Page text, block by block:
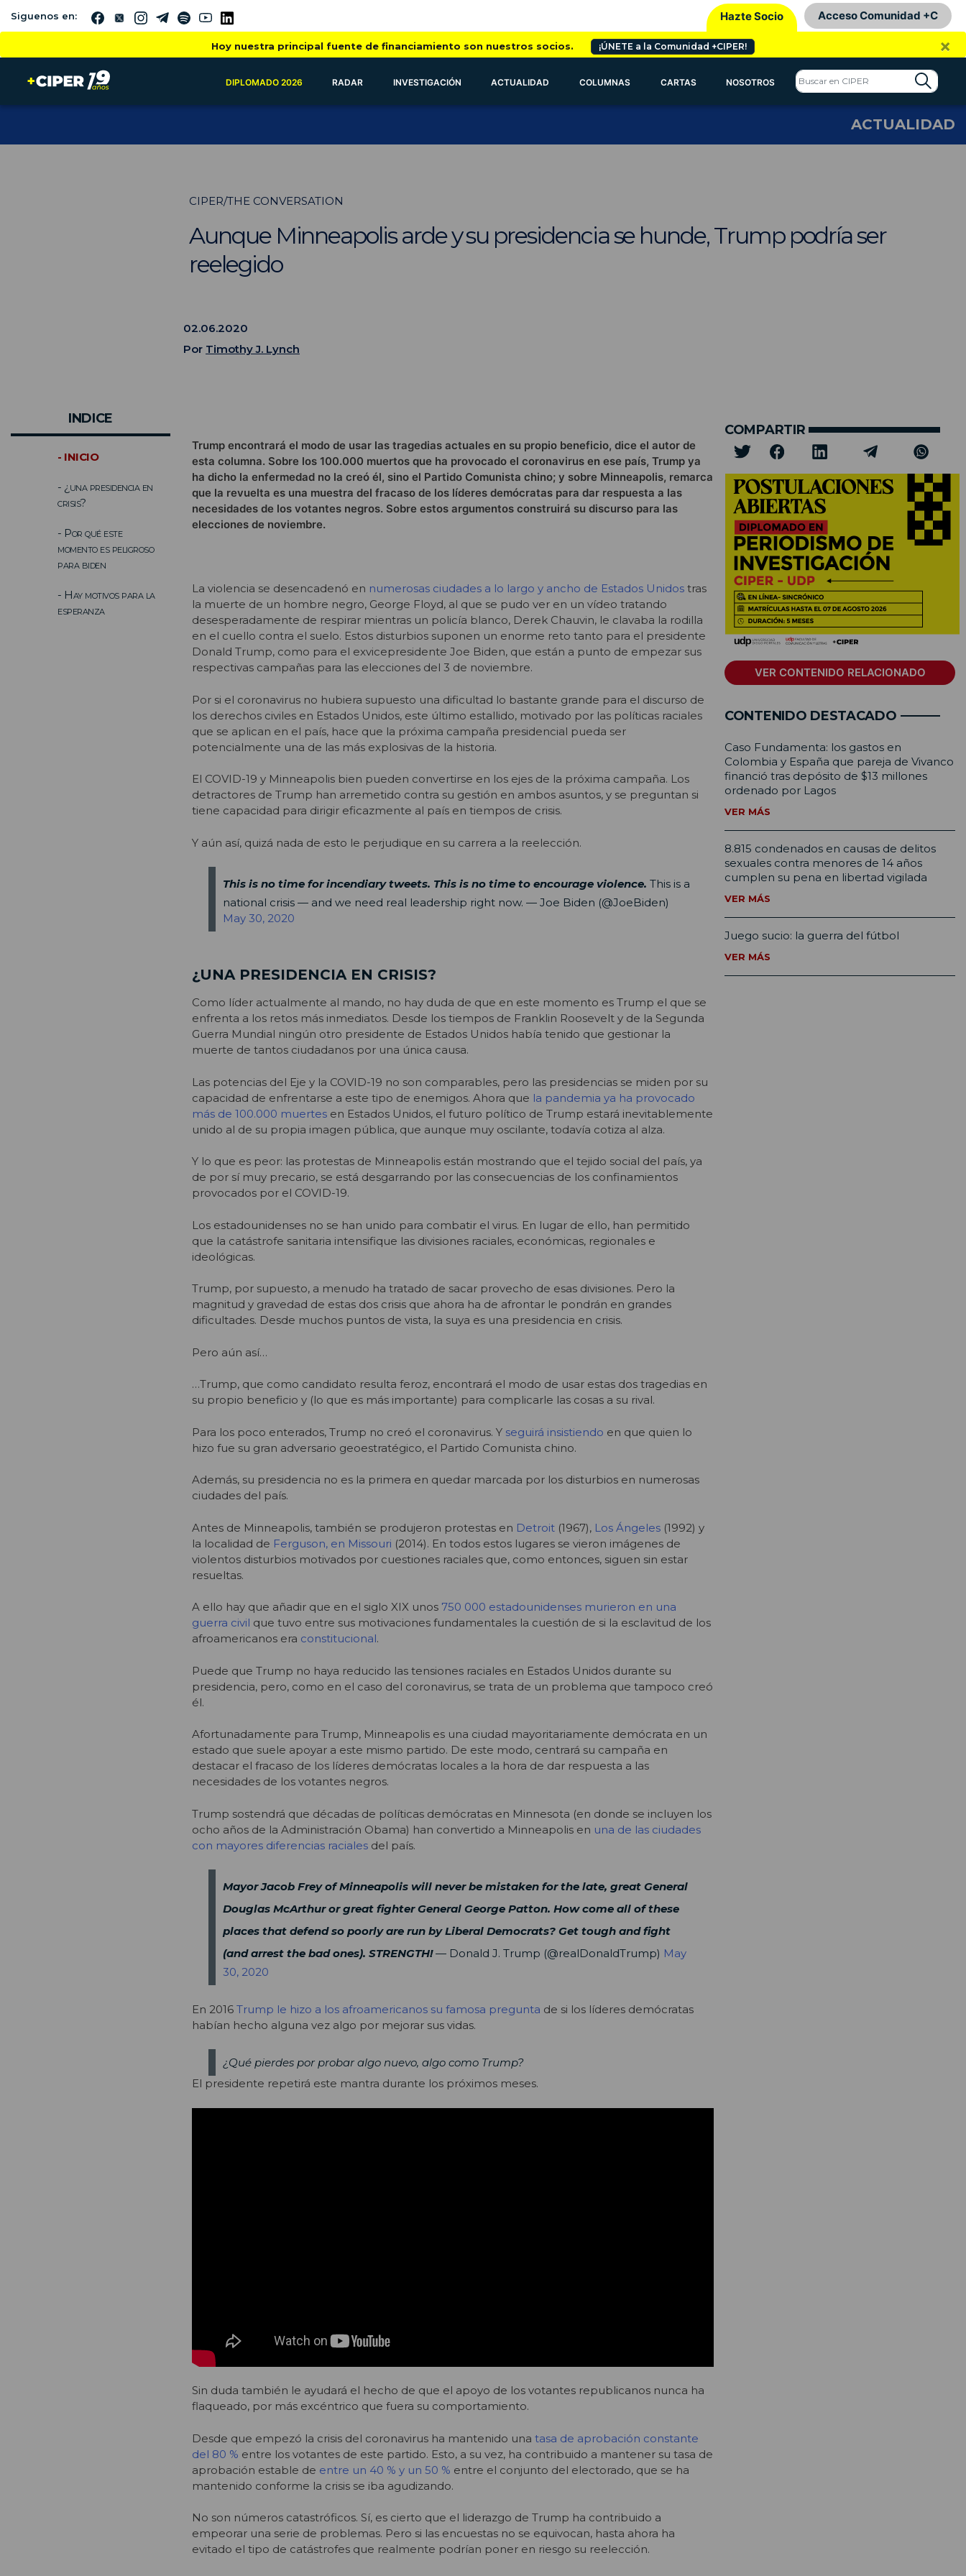
Siguenos en: Hazte Socio Acceso Comunidad +C
Hoy nuestra principal fuente de financiamiento son nuestros socios. ¡ÚNETE a la Comunidad +CIPER! ×
DIPLOMADO 2026 RADAR INVESTIGACIÓN ACTUALIDAD COLUMNAS CARTAS NOSOTROS
ACTUALIDAD
CIPER/THE CONVERSATION
Aunque Minneapolis arde y su presidencia se hunde, Trump podría ser
reelegido
02.06.2020
Por Timothy J. Lynch
INDICE
- INICIO
- ¿una presidencia en
crisis?
- Por qué este
momento es peligroso
para biden
- Hay motivos para la
esperanza
Trump encontrará el modo de usar las tragedias actuales en su propio beneficio, dice el autor de
esta columna. Sobre los 100.000 muertos que ha provocado el coronavirus en ese país, Trump ya
ha dicho la enfermedad no la creó él, sino el Partido Comunista chino; y sobre Minneapolis, remarca
que la revuelta es una muestra del fracaso de los líderes demócratas para dar respuesta a las
necesidades de los votantes negros. Sobre estos argumentos construirá su discurso para las
elecciones de noviembre.
La violencia se desencadenó en numerosas ciudades a lo largo y ancho de Estados Unidos tras
la muerte de un hombre negro, George Floyd, al que se pudo ver en un vídeo tratando
desesperadamente de respirar mientras un policía blanco, Derek Chauvin, le clavaba la rodilla
en el cuello contra el suelo. Estos disturbios suponen un enorme reto tanto para el presidente
Donald Trump, como para el exvicepresidente Joe Biden, que están a punto de empezar sus
respectivas campañas para las elecciones del 3 de noviembre.
Por si el coronavirus no hubiera supuesto una dificultad lo bastante grande para el discurso de
los derechos civiles en Estados Unidos, este último estallido, motivado por las políticas raciales
que se aplican en el país, hace que la próxima campaña presidencial pueda ser
potencialmente una de las más explosivas de la historia.
El COVID-19 y Minneapolis bien pueden convertirse en los ejes de la próxima campaña. Los
detractores de Trump han arremetido contra su gestión en ambos asuntos, y se preguntan si
tiene capacidad para dirigir eficazmente al país en tiempos de crisis.
Y aún así, quizá nada de esto le perjudique en su carrera a la reelección.
This is no time for incendiary tweets. This is no time to encourage violence. This is a
national crisis — and we need real leadership right now. — Joe Biden (@JoeBiden)
May 30, 2020
¿UNA PRESIDENCIA EN CRISIS?
Como líder actualmente al mando, no hay duda de que en este momento es Trump el que se
enfrenta a los retos más inmediatos. Desde los tiempos de Franklin Roosevelt y de la Segunda
Guerra Mundial ningún otro presidente de Estados Unidos había tenido que gestionar la
muerte de tantos ciudadanos por una única causa.
Las potencias del Eje y la COVID-19 no son comparables, pero las presidencias se miden por su
capacidad de enfrentarse a este tipo de enemigos. Ahora que la pandemia ya ha provocado
más de 100.000 muertes en Estados Unidos, el futuro político de Trump estará inevitablemente
unido al de su propia imagen pública, que aunque muy oscilante, todavía cotiza al alza.
Y lo que es peor: las protestas de Minneapolis están mostrando que el tejido social del país, ya
de por sí muy precario, se está desgarrando por las consecuencias de los confinamientos
provocados por el COVID-19.
Los estadounidenses no se han unido para combatir el virus. En lugar de ello, han permitido
que la catástrofe sanitaria intensifique las divisiones raciales, económicas, regionales e
ideológicas.
Trump, por supuesto, a menudo ha tratado de sacar provecho de esas divisiones. Pero la
magnitud y gravedad de estas dos crisis que ahora ha de afrontar le pondrán en grandes
dificultades. Desde muchos puntos de vista, la suya es una presidencia en crisis.
Pero aún así…
…Trump, que como candidato resulta feroz, encontrará el modo de usar estas dos tragedias en
su propio beneficio y (lo que es más importante) para complicarle las cosas a su rival.
Para los poco enterados, Trump no creó el coronavirus. Y seguirá insistiendo en que quien lo
hizo fue su gran adversario geoestratégico, el Partido Comunista chino.
Además, su presidencia no es la primera en quedar marcada por los disturbios en numerosas
ciudades del país.
Antes de Minneapolis, también se produjeron protestas en Detroit (1967), Los Ángeles (1992) y
la localidad de Ferguson, en Missouri (2014). En todos estos lugares se vieron imágenes de
violentos disturbios motivados por cuestiones raciales que, como entonces, siguen sin estar
resueltas.
A ello hay que añadir que en el siglo XIX unos 750 000 estadounidenses murieron en una
guerra civil que tuvo entre sus motivaciones fundamentales la cuestión de si la esclavitud de los
afroamericanos era constitucional.
Puede que Trump no haya reducido las tensiones raciales en Estados Unidos durante su
presidencia, pero, como en el caso del coronavirus, se trata de un problema que tampoco creó
él.
Afortunadamente para Trump, Minneapolis es una ciudad mayoritariamente demócrata en un
estado que suele apoyar a este mismo partido. De este modo, centrará su campaña en
destacar el fracaso de los líderes demócratas locales a la hora de dar respuesta a las
necesidades de los votantes negros.
Trump sostendrá que décadas de políticas demócratas en Minnesota (en donde se incluyen los
ocho años de la Administración Obama) han convertido a Minneapolis en una de las ciudades
con mayores diferencias raciales del país.
Mayor Jacob Frey of Minneapolis will never be mistaken for the late, great General
Douglas McArthur or great fighter General George Patton. How come all of these
places that defend so poorly are run by Liberal Democrats? Get tough and fight
(and arrest the bad ones). STRENGTH! — Donald J. Trump (@realDonaldTrump) May
30, 2020
En 2016 Trump le hizo a los afroamericanos su famosa pregunta de si los líderes demócratas
habían hecho alguna vez algo por mejorar sus vidas.
¿Qué pierdes por probar algo nuevo, algo como Trump?
El presidente repetirá este mantra durante los próximos meses.
Sin duda también le ayudará el hecho de que el apoyo de los votantes republicanos nunca ha
flaqueado, por más excéntrico que fuera su comportamiento.
Desde que empezó la crisis del coronavirus ha mantenido una tasa de aprobación constante
del 80 % entre los votantes de este partido. Esto, a su vez, ha contribuido a mantener su tasa de
aprobación estable de entre un 40 % y un 50 % entre el conjunto del electorado, que se ha
mantenido conforme la crisis se iba agudizando.
No son números catastróficos. Sí, es cierto que el liderazgo de Trump ha contribuido a
empeorar una serie de problemas. Pero si las encuestas no se equivocan, hasta ahora ha
evitado el tipo de catástrofes que realmente podrían poner en riesgo su reelección.
COMPARTIR
VER CONTENIDO RELACIONADO
CONTENIDO DESTACADO
Caso Fundamenta: los gastos en
Colombia y España que pareja de Vivanco
financió tras depósito de $13 millones
ordenado por Lagos
VER MÁS
8.815 condenados en causas de delitos
sexuales contra menores de 14 años
cumplen su pena en libertad vigilada
VER MÁS
Juego sucio: la guerra del fútbol
VER MÁS